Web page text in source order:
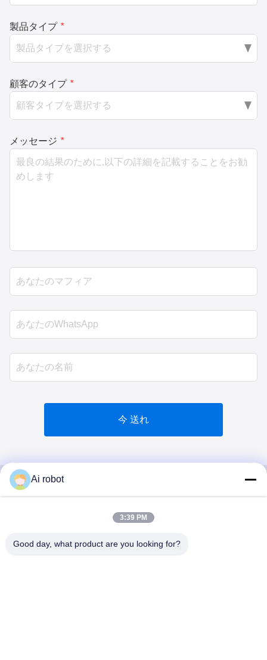
製品タイプ *
顧客のタイプ *
メッセージ *
今 送れ
LABORATORY
Ai robot
3:39 PM
Good day, what product are you looking for?